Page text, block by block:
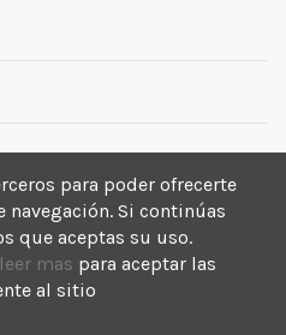
para poder ofrecerte
navegación. Si continúas
que aceptas su uso.
leer mas para aceptar las
al sitio